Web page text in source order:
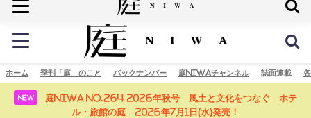
庭の未来へ
ホーム 季刊「庭」のこと バックナンバー 庭NIWAチャンネル 誌面連載
NEW
庭NIWA No.264 2026年秋号 風土と文化をつなぐ ホテ
ル・旅館の庭 2026年7月1日(水)発売！